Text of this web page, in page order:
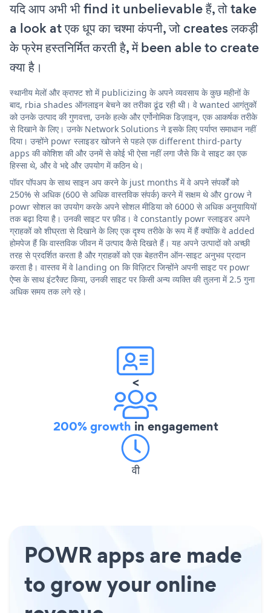
यदि आप अभी भी find it unbelievable हैं, तो take
a look at एक धूप का चश्मा कंपनी, जो creates लकड़ी
के फ्रेम हस्तनिर्मित करती है, में been able to create
क्या है।
स्थानीय मेलों और क्राफ्ट शो में publicizing के अपने व्यवसाय के कुछ महीनों के
बाद, rbia shades ऑनलाइन बेचने का तरीका ढूंढ रही थी। वे wanted आगंतुकों
को उनके उत्पाद की गुणवत्ता, उनके हल्के और एर्गोनोमिक डिज़ाइन, एक आकर्षक तरीके
से दिखाने के लिए। उनके Network Solutions ने इसके लिए पर्याप्त समाधान नहीं
दिया। उन्होंने powr स्लाइडर खोजने से पहले एक different third-party
apps की कोशिश की और उनमें से कोई भी ऐसा नहीं लगा जैसे कि वे साइट का एक
हिस्सा थे, और वे भद्दे और उपयोग में कठिन थे।
पॉवर पॉपअप के साथ साइन अप करने के just months में वे अपने संपर्कों को
250% से अधिक (600 से अधिक वास्तविक संपर्क) करने में सक्षम थे और grow ने
powr सोशल का उपयोग करके अपने सोशल मीडिया को 6000 से अधिक अनुयायियों
तक बढ़ा दिया है। उनकी साइट पर फ़ीड। वे constantly powr स्लाइडर अपने
ग्राहकों को शीघ्रता से दिखाने के लिए एक दृश्य तरीके के रूप में हैं क्योंकि वे added
होमपेज हैं कि वास्तविक जीवन में उत्पाद कैसे दिखते हैं। यह अपने उत्पादों को अच्छी
तरह से प्रदर्शित करता है और ग्राहकों को एक बेहतरीन ऑन-साइट अनुभव प्रदान
करता है। वास्तव में वे landing on कि विज़िटर जिन्होंने अपनी साइट पर powr
ऐप्स के साथ इंटरैक्ट किया, उनकी साइट पर किसी अन्य व्यक्ति की तुलना में 2.5 गुना
अधिक समय तक लगे रहे।
<
200% growth in engagement
वी
POWR apps are made
to grow your online